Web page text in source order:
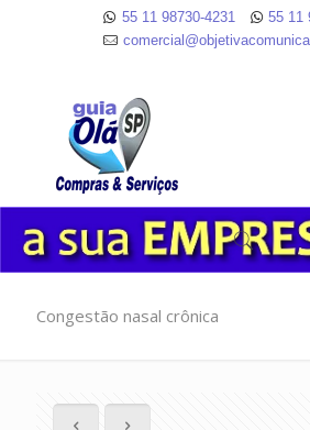
55 11 98730-4231
55 11
Congestão nasal crônica